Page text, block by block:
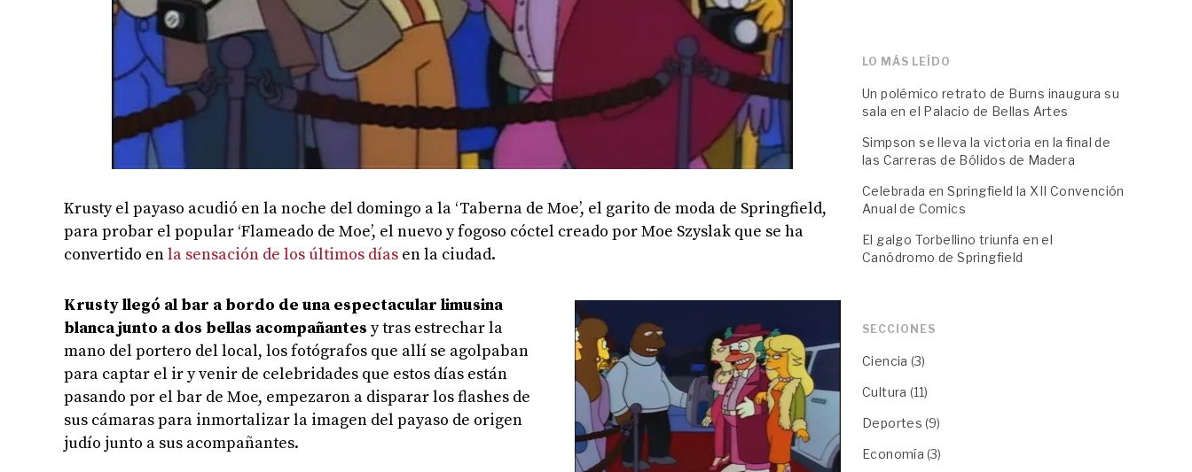
Krusty el payaso acudió en la noche del domingo a la ‘Taberna de Moe’, el garito de moda de Springfield,
para probar el popular ‘Flameado de Moe’, el nuevo y fogoso cóctel creado por Moe Szyslak que se ha
convertido enla sensación de los últimos días en la ciudad.
Krusty llegó al bar a bordo de una espectacular limusina
blanca junto a dos bellas acompañantes y tras estrechar la
mano del portero del local, los fotógrafos que allí se agolpaban
para captar el ir y venir de celebridades que estos días están
pasando por el bar de Moe, empezaron a disparar los flashes de
sus cámaras para inmortalizar la imagen del payaso de origen
judío junto a sus acompañantes.
LO MÁS LEÍDO
Un polémico retrato de Burns inaugura su
sala en el Palacio de Bellas Artes
Simpson se lleva la victoria en la final de
las Carreras de Bólidos de Madera
Celebrada en Springfield la XII Convención
Anual de Comics
El galgo Torbellino triunfa en el
Canódromo de Springfield
SECCIONES
Ciencia (3)
Cultura (11)
Deportes (9)
Economía (3)